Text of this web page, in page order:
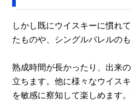
しかし既にウイスキーに慣れ
たものや、シングルバレルの
熟成時間が長かったり、出来
立ちます。他に様々なウイス
を敏感に察知して楽しめます。